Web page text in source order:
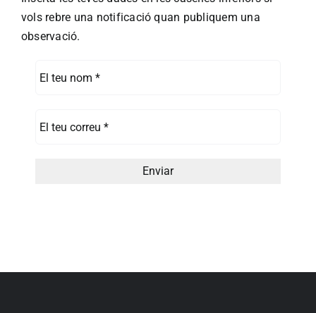
vols rebre una notificació quan publiquem una
observació.